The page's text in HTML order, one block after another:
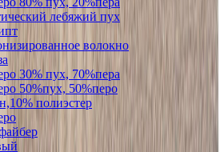
лебяжий пух
волокно
30% пух, 70%пера
50%пух, 50%перо
полиэстер